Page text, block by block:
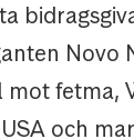
Novo
fetma,
och